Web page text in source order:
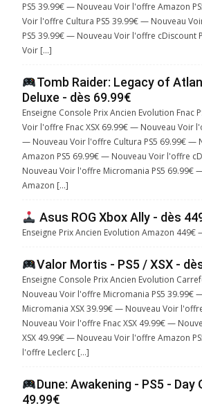
PS5 39.99€ — Nouveau Voir l'offre Amazon
Voir l'offre Cultura PS5 39.99€ — Nouveau
PS5 39.99€ — Nouveau Voir l'offre cDiscount
Voir […]
Tomb Raider: Legacy of
Deluxe - dès 69.99€
Enseigne Console Prix Ancien Evolution Fnac
Voir l'offre Fnac XSX 69.99€ — Nouveau Voir
— Nouveau Voir l'offre Cultura PS5 69.99€ —
Amazon PS5 69.99€ — Nouveau Voir l'offre
Nouveau Voir l'offre Micromania PS5 69.99€
Amazon […]
Asus ROG Xbox Ally - dès
Enseigne Prix Ancien Evolution Amazon
Valor Mortis - PS5 / XSX -
Enseigne Console Prix Ancien Evolution
Nouveau Voir l'offre Micromania PS5 39.99€
Micromania XSX 39.99€ — Nouveau Voir
Nouveau Voir l'offre Fnac XSX 49.99€ —
XSX 49.99€ — Nouveau Voir l'offre Amazon
l'offre Leclerc […]
Dune: Awakening - PS5 - Day
49.99€